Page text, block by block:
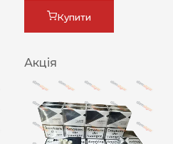
Купити
Акція